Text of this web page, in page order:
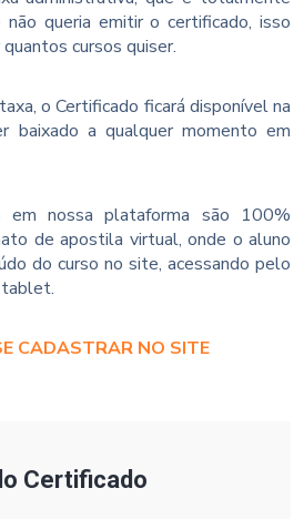
não queria emitir o certificado, isso
cursos quiser.
o Certificado ficará disponível na
baixado a qualquer momento em
em nossa plataforma são 100%
de apostila virtual, onde o aluno
do curso no site, acessando pelo
tablet.
CADASTRAR NO SITE
Certificado